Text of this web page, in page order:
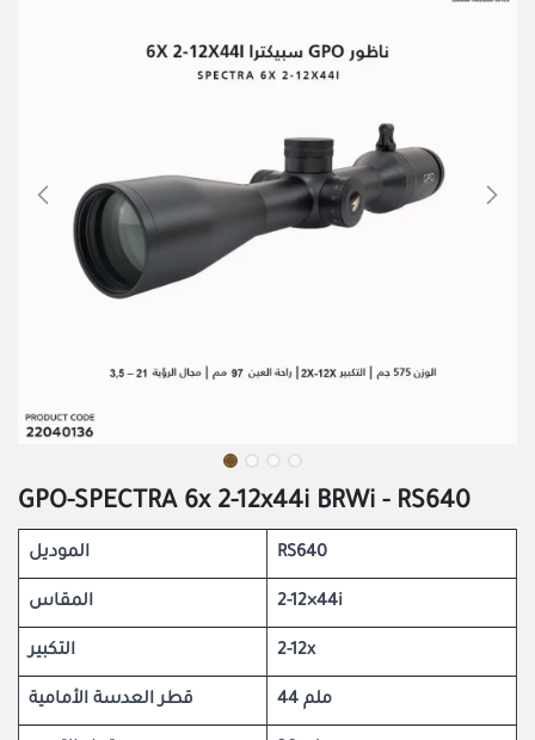
GPO-SPECTRA 6x 2-12x44i BRWi - RS640
الموديل RS640
المقاس 2-12×44i
التكبير 2-12x
قطر العدسة الأمامية 44 ملم